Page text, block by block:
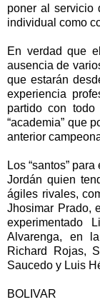
poner al servicio
individual como
En verdad que
ausencia de
que estarán
experiencia
partido con
“academia” que
anterior
Los “santos”
Jordán quien
ágiles rivales,
Jhosimar Prado,
experimentado
Alvarenga, en
Richard Rojas,
Saucedo y Luis
BOLIVAR